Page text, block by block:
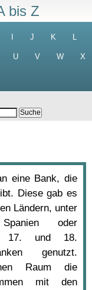
bis Z
J K L
U V W X
eine Bank, die
Diese gab es
Ländern, unter
oder
17. und 18.
genutzt.
Raum die
mit den